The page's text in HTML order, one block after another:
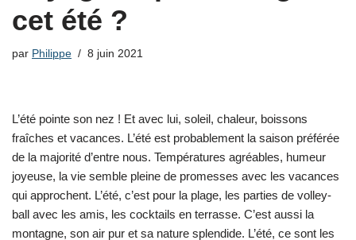
cet été ?
par Philippe 8 juin 2021
L’été pointe son nez ! Et avec lui, soleil, chaleur, boissons
fraîches et vacances. L’été est probablement la saison préférée
de la majorité d’entre nous. Températures agréables, humeur
joyeuse, la vie semble pleine de promesses avec les vacances
qui approchent. L’été, c’est pour la plage, les parties de volley-
ball avec les amis, les cocktails en terrasse. C’est aussi la
montagne, son air pur et sa nature splendide. L’été, ce sont les